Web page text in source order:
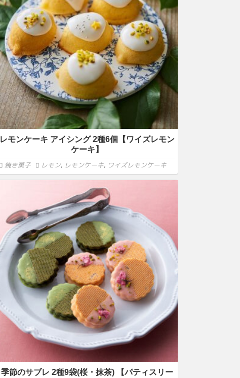
レモンケーキ アイシング 2種6個【ワイズレモン
ケーキ】
焼き菓子 レモン, レモンケーキ, ワイズレモンケーキ
季節のサブレ 2種9袋(桜・抹茶) 【パティスリー